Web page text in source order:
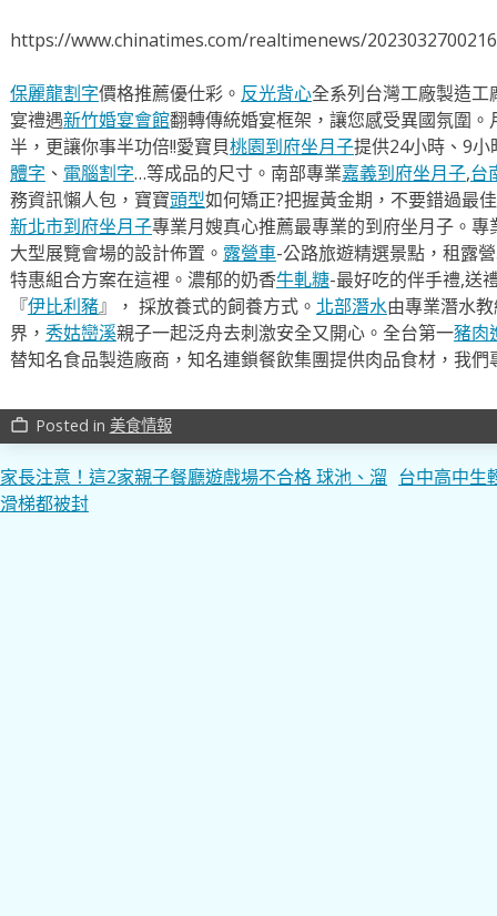
https://www.chinatimes.com/realtimenews/
保麗龍割字價格推薦優仕彩。 反光背心全系列台灣工廠製造
宴禮遇新竹婚宴會館翻轉傳統婚宴框架，讓您感受異國氛圍。
半，更讓你事半功倍!!愛寶貝桃園到府坐月子提供24小時、9
體字 、 電腦割字…等成品的尺寸。南部專業嘉義到府坐月子,台
務資訊懶人包，寶寶頭型如何矯正?把握黃金期，不要錯過最
新北市到府坐月子專業月嫂真心推薦最專業的到府坐月子。專
大型展覽會場的設計佈置。 露營車-公路旅遊精選景點，租露
特惠組合方案在這裡。濃郁的奶香牛軋糖-最好吃的伴手禮,送
『伊比利豬』， 採放養式的飼養方式。 北部潛水由專業潛水
界， 秀姑巒溪親子一起泛舟去​刺激安全又開心。全台第一豬肉
替知名食品製造廠商，知名連鎖餐飲集團提供肉品食材，我
work_outline Posted in 美食情報
文
章
家長注意！這2家親子餐廳遊戲場不合格 球池、溜
滑梯都被封
台中高中生